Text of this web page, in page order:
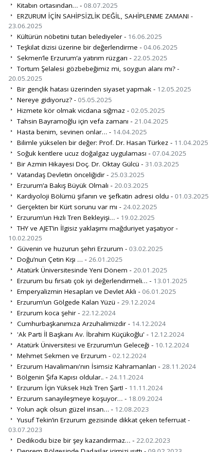
Kitabın ortasından… - 08.07.2025
ERZURUM İÇİN SAHİPSİZLİK DEĞİL, SAHİPLENME ZAMANI -
23.06.2025
Kültürün nöbetini tutan belediyeler - 16.06.2025
Teşkilat dizisi üzerine bir değerlendirme - 04.06.2025
Sekmen’le Erzurum’a yatırım rüzgarı - 22.05.2025
Tortum Şelalesi gözbebeğimiz mi, soygun alanı mı? -
20.05.2025
Bir gençlik hatası üzerinden siyaset yapmak - 12.05.2025
Nereye gidiyoruz? - 05.05.2025
Hizmete kör olmak vicdana sığmaz - 02.05.2025
Tahsin Bayramoğlu için vefa zamanı - 21.04.2025
Hasta benim, sevinen onlar… - 14.04.2025
Bilimle yükselen bir değer: Prof. Dr. Hasan Türkez - 11.04.2025
Soğuk kentlere ucuz doğalgaz uygulaması - 07.04.2025
Bir Azmin Hikayesi Doç. Dr. Oktay Gülcü - 31.03.2025
Vatandaş Devletin önceliğidir - 25.03.2025
Erzurum’a Bakış Büyük Olmalı - 20.03.2025
Kardiyoloji Bölümü şifanın ve şefkatin adresi oldu - 01.03.2025
Gerçekten bir Kürt sorunu var mı - 24.02.2025
Erzurum’un Hızlı Tren Bekleyişi… - 19.02.2025
THY ve AJET’in İlgisiz yaklaşımı mağduriyet yaşatıyor -
10.02.2025
Güvenin ve huzurun şehri Erzurum - 03.02.2025
Doğu’nun Çetin Kışı … - 26.01.2025
Atatürk Üniversitesinde Yeni Dönem - 20.01.2025
Erzurum bu fırsatı çok iyi değerlendirmeli… - 13.01.2025
Emperyalizmin Hesapları ve Devlet Aklı - 06.01.2025
Erzurum’un Gölgede Kalan Yüzü - 29.12.2024
Erzurum koca şehir - 22.12.2024
Cumhurbaşkanımıza Arzuhalimizdir - 14.12.2024
'Ak Parti İl Başkanı Av. İbrahim Küçükoğlu' - 12.12.2024
Atatürk Üniversitesi ve Erzurum’un Geleceği - 10.12.2024
Mehmet Sekmen ve Erzurum - 02.12.2024
Erzurum Havalimanı'nın İsimsiz Kahramanları - 28.11.2024
Bölgenin Şifa Kapısı oldular.. - 24.11.2024
Erzurum İçin Yüksek Hızlı Tren Şart! - 11.11.2024
Erzurum sanayileşmeye koşuyor… - 18.09.2024
Yolun açık olsun güzel insan… - 12.08.2023
Yusuf Tekin’in Erzurum gezisinde dikkat çeken teferruat -
03.07.2023
Dedikodu bize bir şey kazandırmaz… - 22.02.2023